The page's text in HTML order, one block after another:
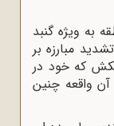
به ویژه گنبد
مبارزه بر
که خود در
واقعه چنین